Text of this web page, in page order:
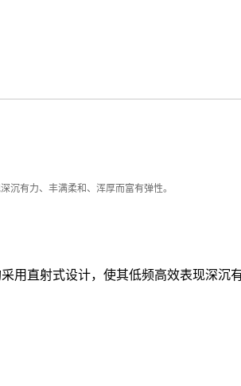
有力、丰满柔和、浑厚而富有弹性。
直射式设计，使其低频高效表现深沉